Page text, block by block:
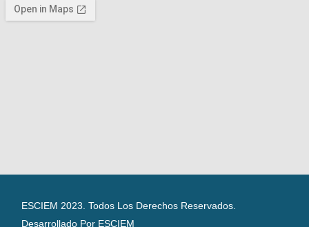
ESCIEM 2023. Todos Los Derechos Reservados.
Desarrollado Por ESCIEM